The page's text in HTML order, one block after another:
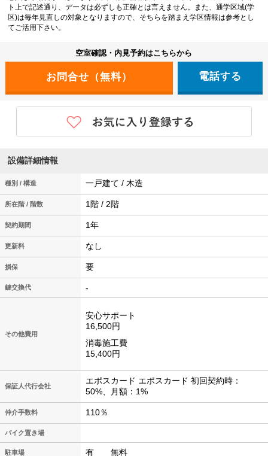
ト上で記述通り、データは必ずしも正確とは言えません。また、通学区域(学
区)は毎年見直しの対象となりますので、そちらを踏まえ学区情報は参考とし
てご活用下さい。
空室確認・内見予約はこちらから
電話する
設備詳細情報
種別 / 構造 一戸建て / 木造
所在階 / 階数 1階 / 2階
契約期間 1年
更新料 なし
損保 要
鍵交換代 -
その他費用
安心サポート
16,500円
消毒施工費
15,400円
保証人代行会社
エポスカード エポスカード 初回契約時：
50%、月額：1%
仲介手数料 110％
バイク置き場
駐車場 有 無料